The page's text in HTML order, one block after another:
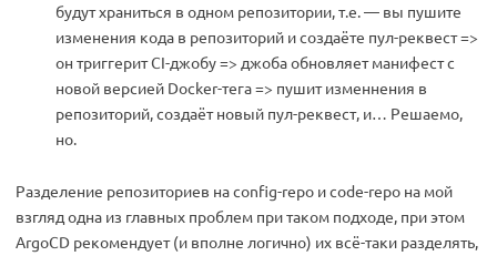
будут храниться в одном репозитории, т.е. — вы пушите
изменения кода в репозиторий и создаёте пул-реквест =>
он триггерит CI-джобу => джоба обновляет манифест с
новой версией Docker-тега => пушит изменнения в
репозиторий, создаёт новый пул-реквест, и… Решаемо,
но.
Разделение репозиториев на config-repo и code-repo на мой
взгляд одна из главных проблем при таком подходе, при этом
ArgoCD рекомендует (и вполне логично) их всё-таки разделять,